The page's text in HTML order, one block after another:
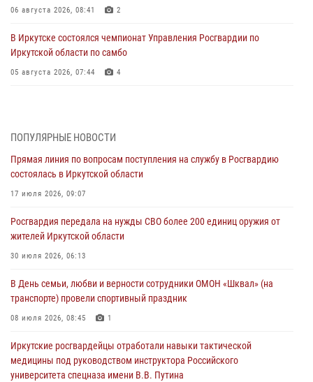
06 августа 2026, 08:41 2
В Иркутске состоялся чемпионат Управления Росгвардии по
Иркутской области по самбо
05 августа 2026, 07:44 4
04 августа 2026, 07:14 3
Росгвардейцы потушили загоревшийся автомобиль в Иркутске
03 августа 2026, 04:55
Дню Воздушно-десантных войск в Иркутской области
03 августа 2026, 03:32
сердца к сердцу» (видео)
31 июля 2026, 04:37
пропавшую пожилую женщину в Иркутске
30 июля 2026, 07:37
ПОПУЛЯРНЫЕ НОВОСТИ
Прямая линия по вопросам поступления на службу в Росгвардию
состоялась в Иркутской области
17 июля 2026, 09:07
Росгвардия передала на нужды СВО более 200 единиц оружия от
жителей Иркутской области
30 июля 2026, 06:13
В День семьи, любви и верности сотрудники ОМОН «Шквал» (на
транспорте) провели спортивный праздник
08 июля 2026, 08:45 1
Иркутские росгвардейцы отработали навыки тактической
медицины под руководством инструктора Российского
университета спецназа имени В.В. Путина